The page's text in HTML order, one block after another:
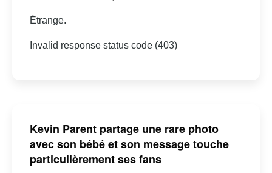
Étrange.
Invalid response status code (403)
Kevin Parent partage une rare photo
avec son bébé et son message touche
particulièrement ses fans